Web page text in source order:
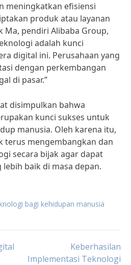
meningkatkan efisiensi
produk atau layanan
Ma, pendiri Alibaba Group,
adalah kunci
digital ini. Perusahaan yang
dengan perkembangan
di pasar.”
disimpulkan bahwa
kunci sukses untuk
manusia. Oleh karena itu,
terus mengembangkan dan
secara bijak agar dapat
baik di masa depan.
bagi kehidupan manusia
Keberhasilan
Implementasi Teknologi